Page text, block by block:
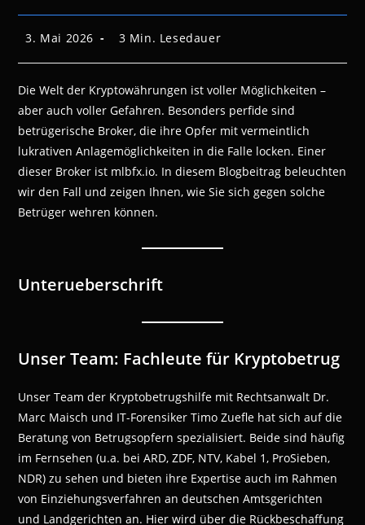
Beitrag
3. Mai 2026 Lesedauer:
3 Min. Lesedauer
Die Welt der Kryptowährungen ist voller Möglichkeiten –
aber auch voller Gefahren. Besonders perfide sind
betrügerische Broker, die ihre Opfer mit vermeintlich
lukrativen Anlagemöglichkeiten in die Falle locken. Einer
dieser Broker ist mlbfx.io. In diesem Blogbeitrag beleuchten
wir den Fall und zeigen Ihnen, wie Sie sich gegen solche
Betrüger wehren können.
Unterueberschrift
Unser Team: Fachleute für Kryptobetrug
Unser Team der Kryptobetrugshilfe mit Rechtsanwalt Dr.
Marc Maisch und IT-Forensiker Timo Zuefle hat sich auf die
Beratung von Betrugsopfern spezialisiert. Beide sind häufig
im Fernsehen (u.a. bei ARD, ZDF, NTV, Kabel 1, ProSieben,
NDR) zu sehen und bieten ihre Expertise auch im Rahmen
von Einziehungsverfahren an deutschen Amtsgerichten
und Landgerichten an. Hier wird über die Rückbeschaffung